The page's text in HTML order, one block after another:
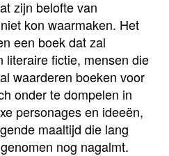
zijn belofte van
kon waarmaken. Het
een boek dat zal
literaire fictie, mensen die
waarderen boeken voor
onder te dompelen in
personages en ideeën,
maaltijd die lang
nog nagalmt.